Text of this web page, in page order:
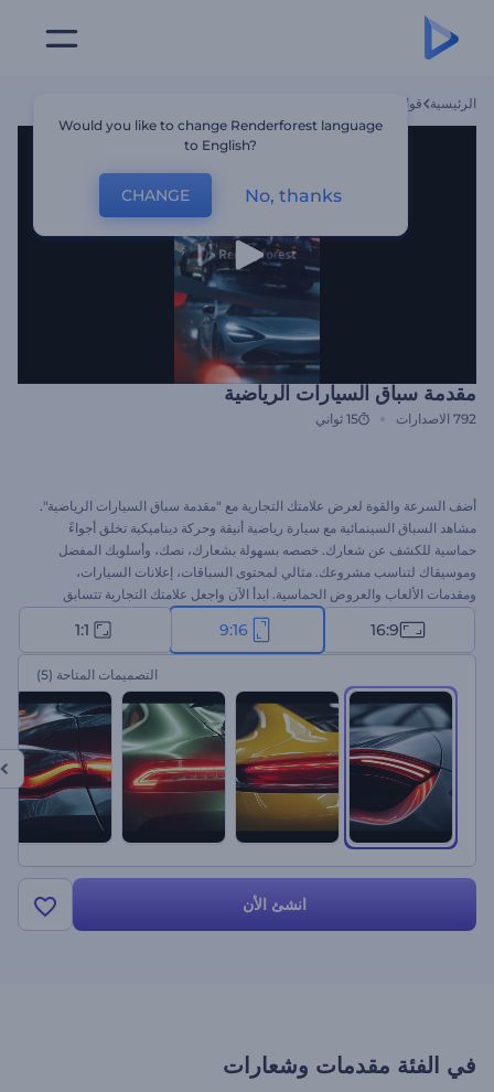
الرئيسية قوالب
مقدمة سباق السيارات الرياضية
792 الاصدارات 15 ثواني
أضف السرعة والقوة لعرض علامتك التجارية مع "مقدمة سباق السيارات الرياضية".
مشاهد السباق السينمائية مع سيارة رياضية أنيقة وحركة ديناميكية تخلق أجواءً
حماسية للكشف عن شعارك. خصصه بسهولة بشعارك، نصك، وأسلوبك المفضل
وموسيقاك لتناسب مشروعك. مثالي لمحتوى السباقات، إعلانات السيارات،
ومقدمات الألعاب والعروض الحماسية. ابدأ الآن واجعل علامتك التجارية تتسابق
16:9
9:16
1:1
التصميمات المتاحة (5)
انشئ الأن
في الفئة مقدمات وشعارات
Would you like to change Renderforest language
to English?
CHANGE No, thanks